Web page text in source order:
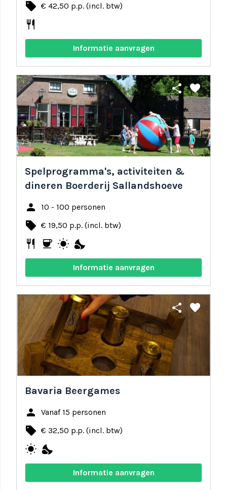
local_offer € 42,50 p.p. (incl. btw)
restaurant
Informatie aanvragen
share favorite
Spelprogramma's, activiteiten &
dineren Boerderij Sallandshoeve
person 10 - 100 personen
local_offer € 19,50 p.p. (incl. btw)
restaurant coffee wb_sunny nights_stay
Informatie aanvragen
share favorite
Bavaria Beergames
person Vanaf 15 personen
local_offer € 32,50 p.p. (incl. btw)
wb_sunny nights_stay
Informatie aanvragen